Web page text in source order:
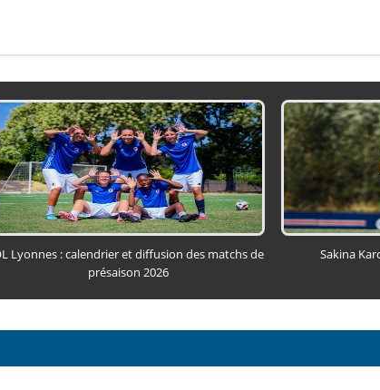
Lyonnes : calendrier et diffusion des matchs de
présaison 2026
Sakina